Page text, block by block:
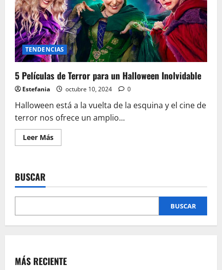
TENDENCIAS
5 Películas de Terror para un Halloween Inolvidable
Estefania octubre 10, 2024 0
Halloween está a la vuelta de la esquina y el cine de
terror nos ofrece un amplio...
Leer MásLeer
más
Terror
un
Inolvidable
BUSCAR
BUSCAR
MÁS RECIENTE